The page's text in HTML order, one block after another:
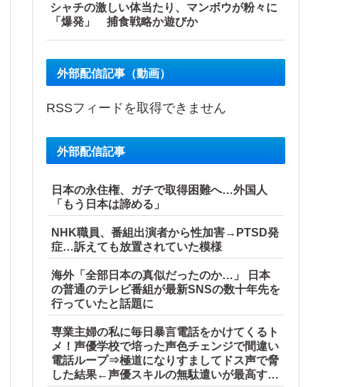
日、バイトを続けた友人の身に起きた「更なる悲劇」←このバ
シャチの激しい体当たり、マンボウが粉々に
「爆発」 捕食戦略か遊びか
外部配信記事（動画）
RSSフィードを取得できません
外部配信記事
日本の永住権、ガチで取得困難へ…外国人
「もう日本は諦める」
NHK職員、番組出演者から性加害→PTSD発
症…訴えても放置されていた模様
海外「全部日本の真似だったのか…」 日本
の普通のテレビ番組が最新SNSの数十年先を
行っていたと話題に
専業主婦の私に毎日暴言電話をかけてくるト
メ！声優学校で培った声色チェンジで間違い
電話ループ⇒極道になりすましてドス声で脅
した結果←声優スキルの無駄遣いが最高すぎ